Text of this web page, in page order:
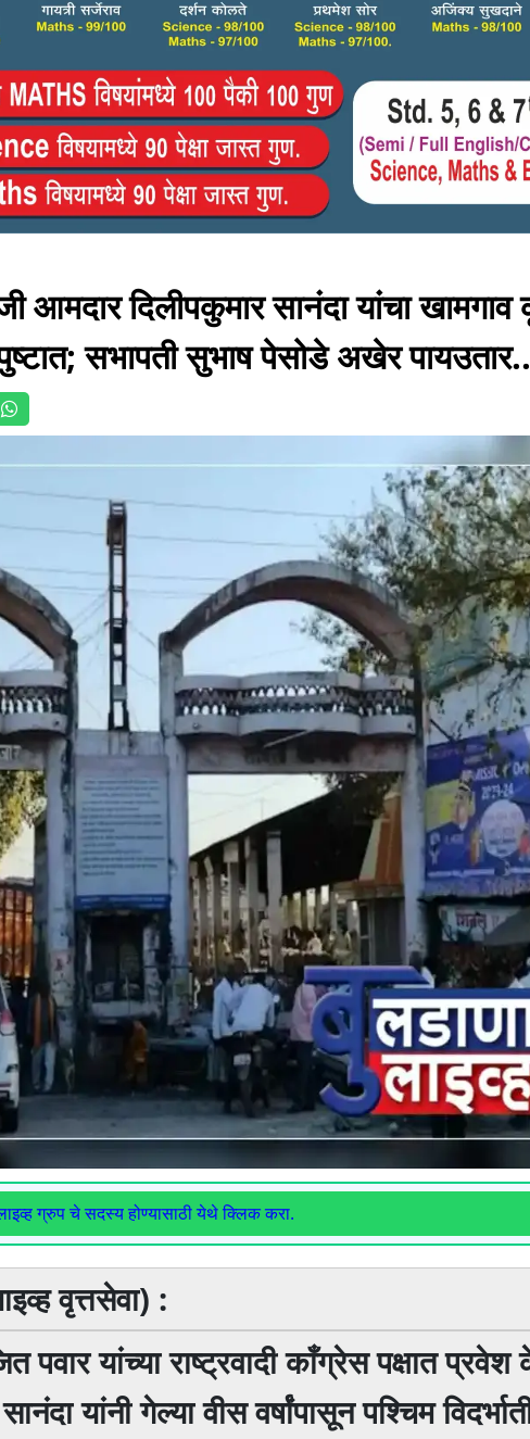
आमदार दिलीपकुमार सानंदा यांचा खामगाव
सभापती सुभाष पेसोडे अखेर
ग्रुप चे सदस्य होण्यासाठी येथे क्लिक करा.
वृत्तसेवा) :
यांच्या राष्ट्रवादी काँग्रेस पक्षात
यांनी गेल्या वीस वर्षांपासून पश्चिम